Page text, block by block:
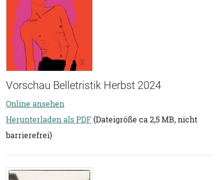
Vorschau Belletristik Herbst 2024
Online ansehen
Herunterladen als PDF (Dateigröße ca 2,5 MB, nicht
barrierefrei)